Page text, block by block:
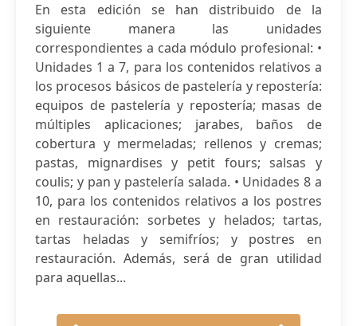
En esta edición se han distribuido de la
siguiente manera las unidades
correspondientes a cada módulo profesional: •
Unidades 1 a 7, para los contenidos relativos a
los procesos básicos de pastelería y repostería:
equipos de pastelería y repostería; masas de
múltiples aplicaciones; jarabes, baños de
cobertura y mermeladas; rellenos y cremas;
pastas, mignardises y petit fours; salsas y
coulis; y pan y pastelería salada. • Unidades 8 a
10, para los contenidos relativos a los postres
en restauración: sorbetes y helados; tartas,
tartas heladas y semifríos; y postres en
restauración. Además, será de gran utilidad
para aquellas...